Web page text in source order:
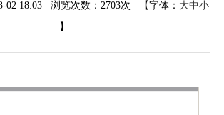
02 18:03 浏览次数： 2703次 【字体： 大中小
】